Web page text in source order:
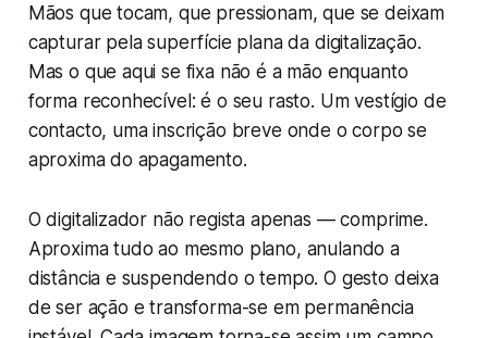
Mãos que tocam, que pressionam, que se deixam
capturar pela superfície plana da digitalização.
Mas o que aqui se fixa não é a mão enquanto
forma reconhecível: é o seu rasto. Um vestígio de
contacto, uma inscrição breve onde o corpo se
aproxima do apagamento.
O digitalizador não regista apenas — comprime.
Aproxima tudo ao mesmo plano, anulando a
distância e suspendendo o tempo. O gesto deixa
de ser ação e transforma-se em permanência